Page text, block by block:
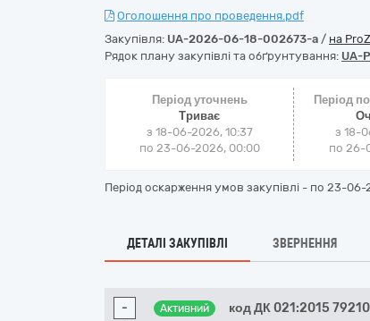
Оголошення про проведення.pdf
Закупівля: UA-2026-06-18-002673-a / на
Рядок плану закупівлі та обґрунтування: UA-
Період уточнень
Триває
з 18-06-2026, 10:37
по 23-06-2026, 00:00
Період
з 18-
по 26-
Період оскарження умов закупівлі - по 23-06-
ДЕТАЛІ ЗАКУПІВЛІ ЗВЕРНЕННЯ
- Активний код ДК 021:2015